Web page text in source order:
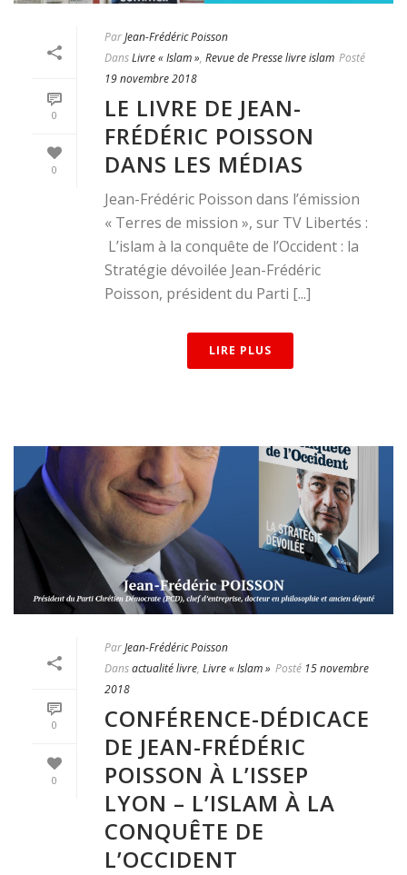
0
0
ParJean-Frédéric Poisson
DansLivre « Islam », Revue de Presse livre islam Posté
19 novembre 2018
LE LIVRE DE JEAN-
FRÉDÉRIC POISSON
DANS LES MÉDIAS
Jean-Frédéric Poisson dans l’émission
« Terres de mission », sur TV Libertés :
L’islam à la conquête de l’Occident : la
Stratégie dévoilée Jean-Frédéric
Poisson, président du Parti [...]
LIRE PLUS
0
0
ParJean-Frédéric Poisson
Dansactualité livre, Livre « Islam » Posté 15 novembre
2018
CONFÉRENCE-DÉDICACE
DE JEAN-FRÉDÉRIC
POISSON À L’ISSEP
LYON – L’ISLAM À LA
CONQUÊTE DE
L’OCCIDENT